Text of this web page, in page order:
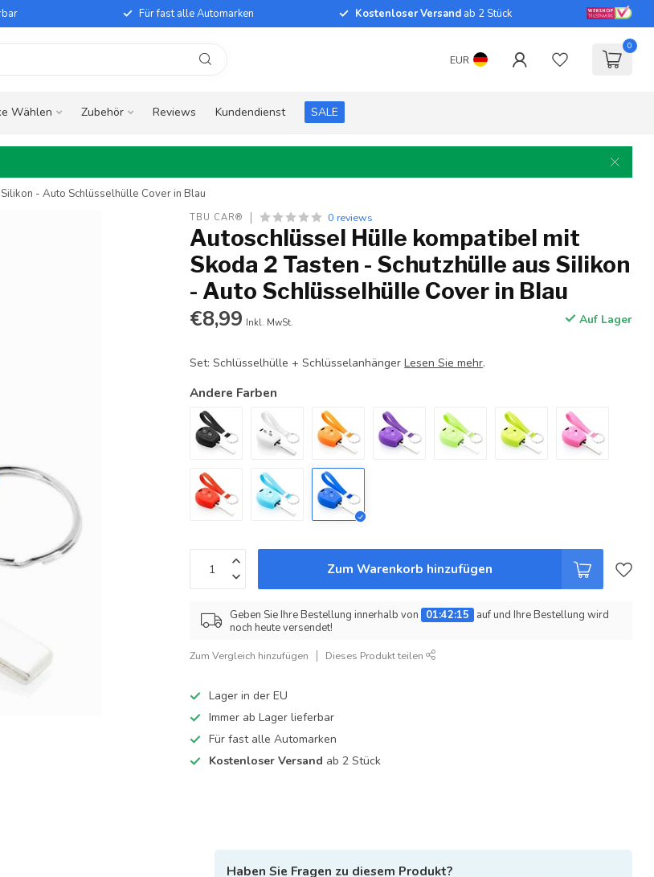
Für fast alle Automarken Kostenloser Versand ab 2 Stück
EUR
0
Wählen Zubehör Reviews Kundendienst SALE
- Auto Schlüsselhülle Cover in Blau
TBU CAR® 0 reviews
Autoschlüssel Hülle kompatibel mit
Skoda 2 Tasten - Schutzhülle aus Silikon
- Auto Schlüsselhülle Cover in Blau
€8,99 Inkl. MwSt. Auf Lager
Set: Schlüsselhülle + SchlüsselanhängerLesen Sie mehr.
Andere Farben
Zum Warenkorb hinzufügen
Geben Sie Ihre Bestellung innerhalb von 01:42:14
auf und Ihre Bestellung wird
noch heute versendet!
Zum Vergleich hinzufügen Dieses Produkt teilen
Lager in der EU
Immer ab Lager lieferbar
Für fast alle Automarken
Kostenloser Versand ab 2 Stück
Haben Sie Fragen zu diesem Produkt?